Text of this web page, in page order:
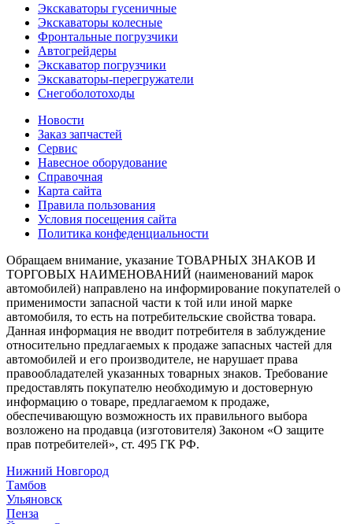
Экскаваторы гусеничные
Экскаваторы колесные
Фронтальные погрузчики
Автогрейдеры
Экскаватор погрузчики
Экскаваторы-перегружатели
Снегоболотоходы
Новости
Заказ запчастей
Сервис
Навесное оборудование
Справочная
Карта сайта
Правила пользования
Условия посещения сайта
Политика конфеденциальности
Обращаем внимание, указание ТОВАРНЫХ ЗНАКОВ И
ТОРГОВЫХ НАИМЕНОВАНИЙ (наименований марок
автомобилей) направлено на информирование покупателей о
применимости запасной части к той или иной марке
автомобиля, то есть на потребительские свойства товара.
Данная информация не вводит потребителя в заблуждение
относительно предлагаемых к продаже запасных частей для
автомобилей и его производителе, не нарушает права
правообладателей указанных товарных знаков. Требование
предоставлять покупателю необходимую и достоверную
информацию о товаре, предлагаемом к продаже,
обеспечивающую возможность их правильного выбора
возложено на продавца (изготовителя) Законом «О защите
прав потребителей», ст. 495 ГК РФ.
Нижний Новгород
Тамбов
Ульяновск
Пенза